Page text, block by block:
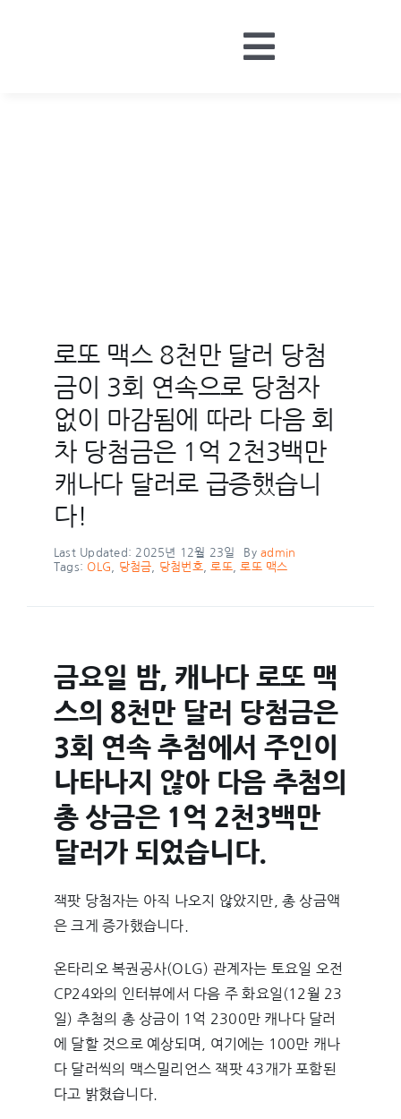
Toggle
로또 맥스 8천만 달러 당첨
금이 3회 연속으로 당첨자
없이 마감됨에 따라 다음 회
차 당첨금은 1억 2천3백만
캐나다 달러로 급증했습니
다!
Last Updated: 2025년 12월 23일 Byadmin
Tags: OLG 당첨금 당첨번호,로또,로또 맥스
금요일 밤, 캐나다 로또 맥
스의 8천만 달러 당첨금은
3회 연속 추첨에서 주인이
나타나지 않아 다음 추첨의
총 상금은 1억 2천3백만
달러가 되었습니다.
잭팟 당첨자는 아직 나오지 않았지만, 총 상금액
은 크게 증가했습니다.
온타리오 복권공사(OLG) 관계자는 토요일 오전
CP24와의 인터뷰에서 다음 주 화요일(12월 23
일) 추첨의 총 상금이 1억 2300만 캐나다 달러
에 달할 것으로 예상되며, 여기에는 100만 캐나
다 달러씩의 맥스밀리언스 잭팟 43개가 포함된
다고 밝혔습니다.